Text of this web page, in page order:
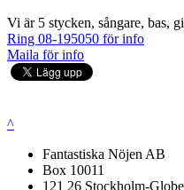
Vi är 5 stycken, sångare, bas,
Ring 08-195050 för info
Maila för info
^
Fantastiska Nöjen AB
Box 10011
121 26 Stockholm-